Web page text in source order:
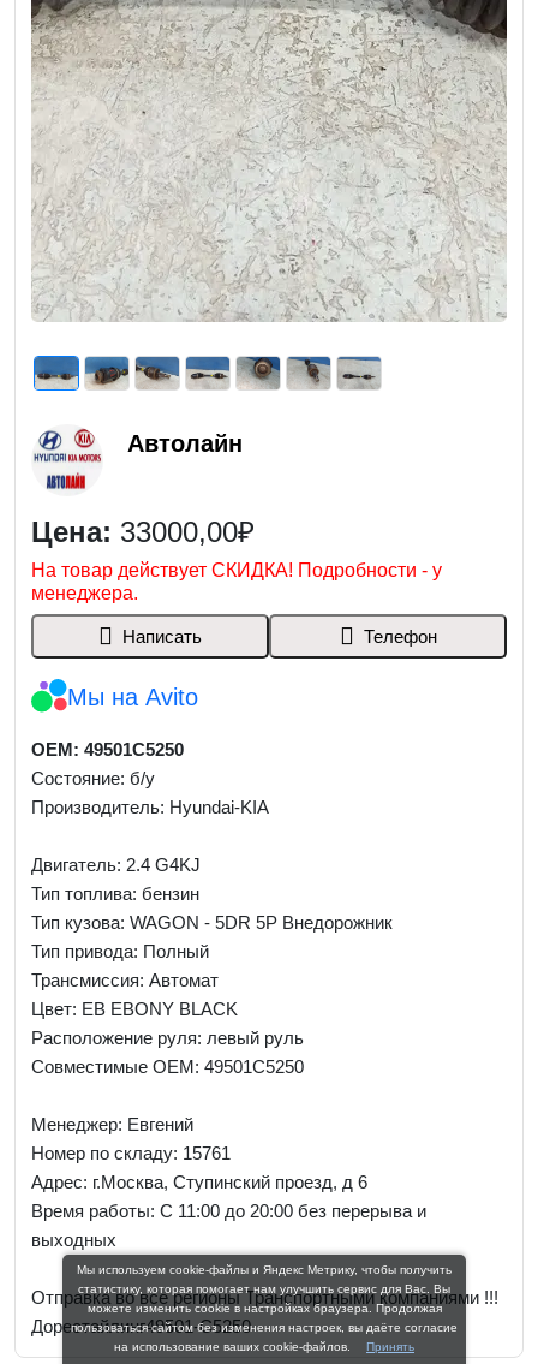
Автолайн
Цена: 33000,00₽
На товар действует СКИДКА! Подробности - у
менеджера.
Написать Телефон
Мы на Avito
OEM: 49501C5250
Состояние: б/у
Производитель: Hyundai-KIA
Двигатель: 2.4 G4KJ
Тип топлива: бензин
Тип кузова: WAGON - 5DR 5P Внедорожник
Тип привода: Полный
Трансмиссия: Автомат
Цвет: EB EBONY BLACK
Расположение руля: левый руль
Совместимые OEM: 49501C5250
Менеджер: Евгений
Номер по складу: 15761
Адрес: г.Москва, Ступинский проезд, д 6
Время работы: С 11:00 до 20:00 без перерыва и
выходных
Отправка во все регионы Транспортными компаниями !!!
Дорестайлинг49501-C5250
Мы используем cookie-файлы и Яндекс Метрику, чтобы получить
статистику, которая помогает нам улучшить сервис для Вас. Вы
можете изменить cookie в настройках браузера. Продолжая
пользоваться сайтом без изменения настроек, вы даёте согласие
на использование ваших cookie-файлов.
Принять